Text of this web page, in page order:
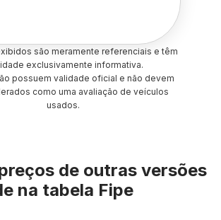
são meramente referenciais e têm
exclusivamente informativa.
possuem validade oficial e não devem
como uma avaliação de veículos
usados.
de outras versões
na tabela Fipe